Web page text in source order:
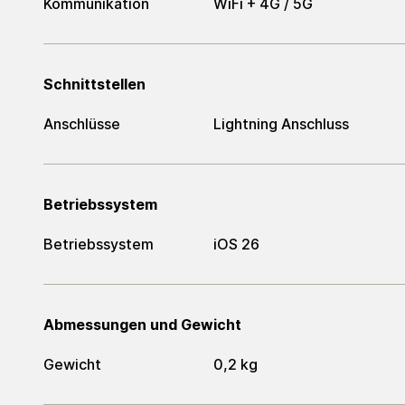
Schnittstellen
Anschlüsse Lightning Anschluss
Betriebssystem
Betriebssystem iOS 26
Abmessungen und Gewicht
Gewicht 0,2 kg